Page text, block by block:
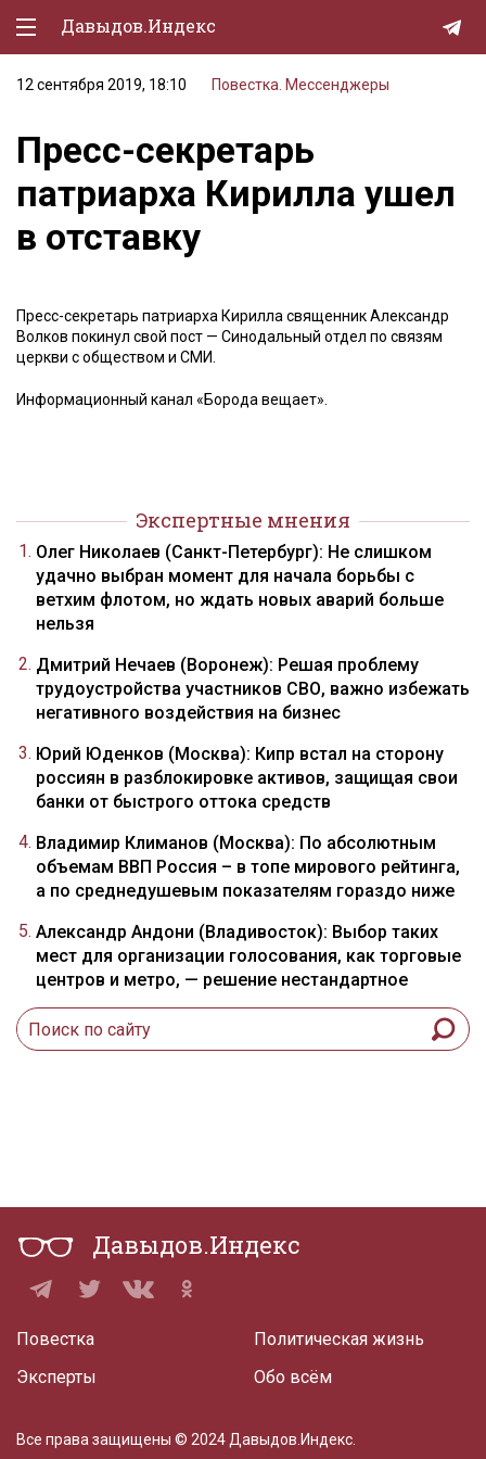
Давыдов.Индекс
Политическая жизнь
Экономика
Природа
Образование
Культура
Lifestyle
Мурзилка
12 сентября 2019, 18:10 Повестка. Мессенджеры
Пресс-секретарь
патриарха Кирилла ушел
в отставку
Пресс-секретарь патриарха Кирилла священник Александр
Волков покинул свой пост — Синодальный отдел по связям
церкви с обществом и СМИ.
Информационный канал «Борода вещает».
Экспертные мнения
Олег Николаев (Санкт-Петербург): Не слишком
удачно выбран момент для начала борьбы с
ветхим флотом, но ждать новых аварий больше
нельзя
Дмитрий Нечаев (Воронеж): Решая проблему
трудоустройства участников СВО, важно избежать
негативного воздействия на бизнес
Юрий Юденков (Москва): Кипр встал на сторону
россиян в разблокировке активов, защищая свои
банки от быстрого оттока средств
Владимир Климанов (Москва): По абсолютным
объемам ВВП Россия – в топе мирового рейтинга,
а по среднедушевым показателям гораздо ниже
Александр Андони (Владивосток): Выбор таких
мест для организации голосования, как торговые
центров и метро, — решение нестандартное
Давыдов.Индекс
Повестка
Эксперты
Политическая жизнь
Обо всём
Все права защищены © 2024 Давыдов.Индекс.